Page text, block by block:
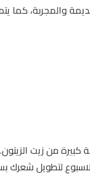
والمجربة، كما
من زيت